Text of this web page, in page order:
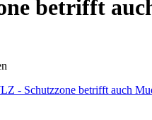
betrifft
- Schutzzone betrifft auch